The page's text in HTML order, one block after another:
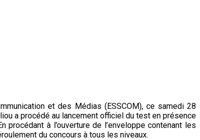
et des Médias (ESSCOM), ce samedi 28
a procédé au lancement officiel du test en présence
procédant à l’ouverture de l’enveloppe contenant les
du concours à tous les niveaux.